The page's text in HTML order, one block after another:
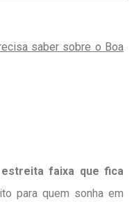
saber sobre o Boa
faixa que fica
para quem sonha em